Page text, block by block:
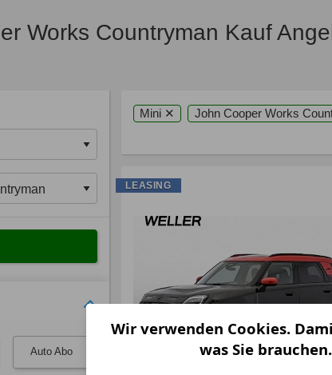
Works Countryman Kauf
Auto Abo
Mini ✕ John Cooper Works
LEASING
Wir verwenden Cookies.
was Sie brauchen.